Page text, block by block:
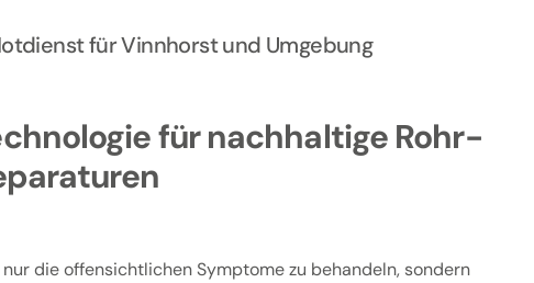
für Vinnhorst und Umgebung
für nachhaltige Rohr-
die offensichtlichen Symptome zu behandeln, sondern